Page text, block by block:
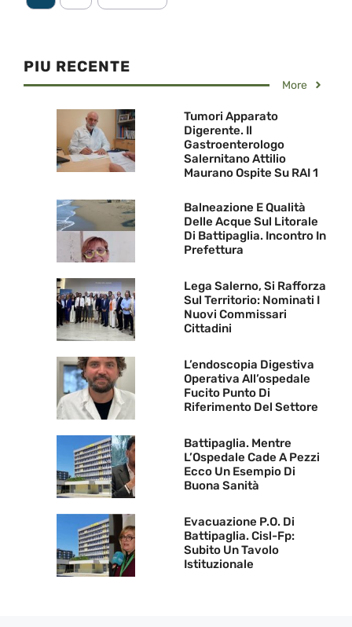
PIU RECENTE
More
Tumori Apparato
Digerente. Il
Gastroenterologo
Salernitano Attilio
Maurano Ospite Su RAI 1
Balneazione E Qualità
Delle Acque Sul Litorale
Di Battipaglia. Incontro In
Prefettura
Lega Salerno, Si Rafforza
Sul Territorio: Nominati I
Nuovi Commissari
Cittadini
L’endoscopia Digestiva
Operativa All’ospedale
Fucito Punto Di
Riferimento Del Settore
Battipaglia. Mentre
L’Ospedale Cade A Pezzi
Ecco Un Esempio Di
Buona Sanità
Evacuazione P.O. Di
Battipaglia. Cisl-Fp:
Subito Un Tavolo
Istituzionale